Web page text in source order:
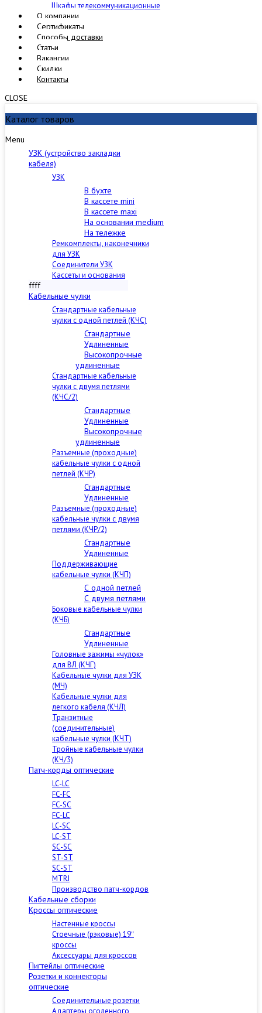
Шкафы телекоммуникационные
О компании
Сертификаты
Способы доставки
Статьи
Вакансии
Скидки
Контакты
CLOSE
Каталог товаров
Menu
УЗК (устройство закладки
кабеля)
УЗК
В бухте
В кассете mini
В кассете maxi
На основании medium
На тележке
Ремкомплекты, наконечники
для УЗК
Соединители УЗК
Кассеты и основания
ffff
Кабельные чулки
Стандартные кабельные
чулки c одной петлей (КЧС)
Стандартные
Удлиненные
Высокопрочные
удлиненные
Стандартные кабельные
чулки с двумя петлями
(КЧС/2)
Стандартные
Удлиненные
Высокопрочные
удлиненные
Разъемные (проходные)
кабельные чулки с одной
петлей (КЧР)
Стандартные
Удлиненные
Разъемные (проходные)
кабельные чулки с двумя
петлями (КЧР/2)
Стандартные
Удлиненные
Поддерживающие
кабельные чулки (КЧП)
С одной петлей
С двумя петлями
Боковые кабельные чулки
(КЧБ)
Стандартные
Удлиненные
Головные зажимы «чулок»
для ВЛ (КЧГ)
Кабельные чулки для УЗК
(МЧ)
Кабельные чулки для
легкого кабеля (КЧЛ)
Транзитные
(соединительные)
кабельные чулки (КЧТ)
Тройные кабельные чулки
(КЧ/3)
Патч-корды оптические
LC-LC
FC-FC
FC-SC
FC-LC
LC-SC
LC-ST
SC-SC
ST-ST
SC-ST
MTRJ
Производство патч-кордов
Кабельные сборки
Кроссы оптические
Настенные кроссы
Стоечные (рэковые) 19″
кроссы
Аксессуары для кроссов
Пигтейлы оптические
Розетки и коннекторы
оптические
Соединительные розетки
Адаптеры оголенного